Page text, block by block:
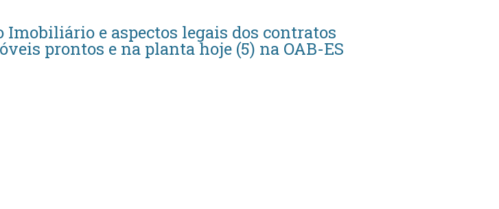
Imobiliário e aspectos legais dos contratos
prontos e na planta hoje (5) na OAB-ES